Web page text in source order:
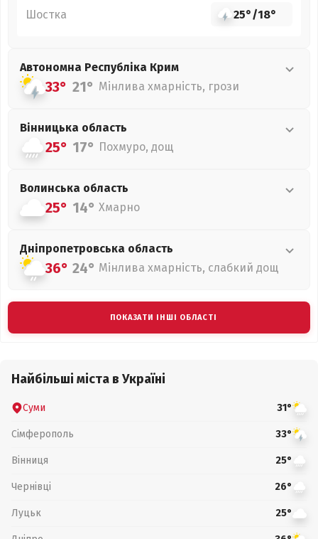
Шостка 25°/18°
Автономна Республіка Крим
33° 21° Мінлива хмарність, грози
Вінницька область
25° 17° Похмуро, дощ
Волинська область
25° 14° Хмарно
Дніпропетровська область
36° 24° Мінлива хмарність, слабкий дощ
ПОКАЗАТИ ІНШІ ОБЛАСТІ
Найбільші міста в Україні
Суми 31°
Сімферополь 33°
Вінниця 25°
Чернівці 26°
Луцьк 25°